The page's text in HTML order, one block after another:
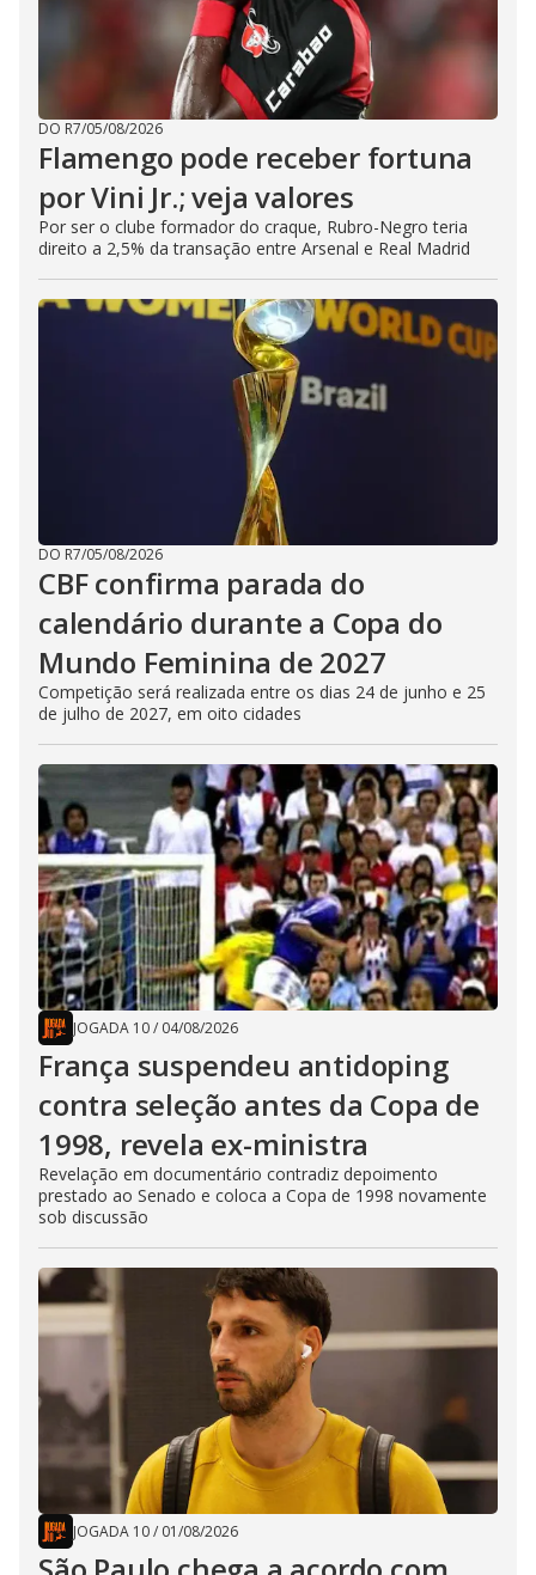
DO R7/05/08/2026
Flamengo pode receber fortuna
por Vini Jr.; veja valores
Por ser o clube formador do craque, Rubro-Negro teria
direito a 2,5% da transação entre Arsenal e Real Madrid
DO R7/05/08/2026
CBF confirma parada do
calendário durante a Copa do
Mundo Feminina de 2027
Competição será realizada entre os dias 24 de junho e 25
de julho de 2027, em oito cidades
JOGADA 10/ 04/08/2026
França suspendeu antidoping
contra seleção antes da Copa de
1998, revela ex-ministra
Revelação em documentário contradiz depoimento
prestado ao Senado e coloca a Copa de 1998 novamente
sob discussão
JOGADA 10/ 01/08/2026